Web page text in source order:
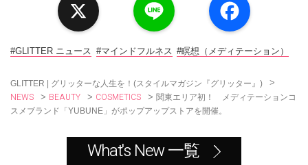
a
c
o
#GLITTER ニュース #マインドフルネス #瞑想（メディテーション）
GLITTER | グリッターな人生を！(スタイルマガジン『グリッター』) >
NEWS > BEAUTY > COSMETICS > 関東エリア初！ メディテーションコ
スメブランド「YUBUNE」がポップアップストアを開催。
What's New 一覧